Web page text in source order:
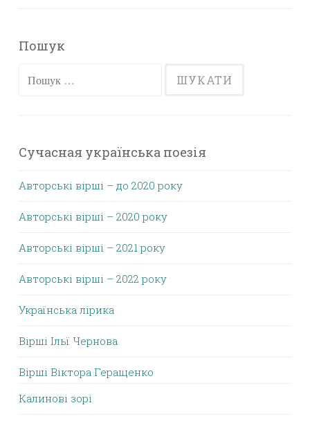
Пошук
Пошук:
Сучасная українська поезія
Авторські вірші – до 2020 року
Авторські вірші – 2020 року
Авторські вірші – 2021 року
Авторські вірші – 2022 року
Українська лірика
Вірші Ільї Чернова
Вірші Віктора Геращенко
Калинові зорі